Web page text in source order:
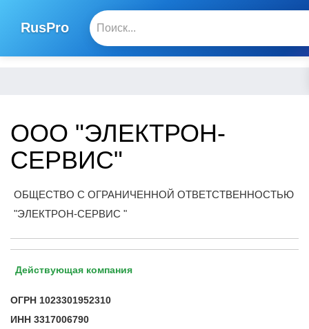
RusPro
ООО "ЭЛЕКТРОН-
СЕРВИС"
ОБЩЕСТВО С ОГРАНИЧЕННОЙ ОТВЕТСТВЕННОСТЬЮ
"ЭЛЕКТРОН-СЕРВИС "
Действующая компания
ОГРН 1023301952310
ИНН 3317006790